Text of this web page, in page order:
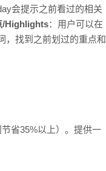
会提示之前看过的相关
/Highlights：用户可以在
，找到之前划过的重点和
省35%以上）。提供一